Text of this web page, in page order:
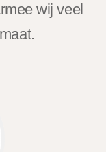
wij veel